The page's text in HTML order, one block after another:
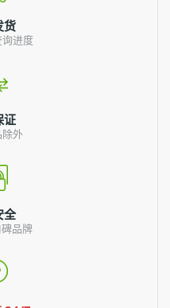
货
进度
证
外
全
品牌